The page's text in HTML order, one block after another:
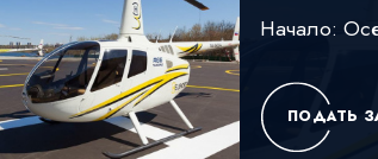
Начало:
ПОДАТЬ